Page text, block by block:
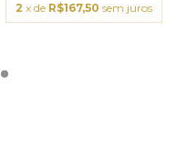
2 x de R$167,50 sem juros